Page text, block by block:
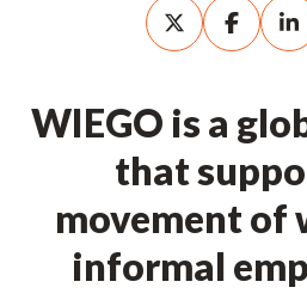
WIEGO is a
that
movement of
informal